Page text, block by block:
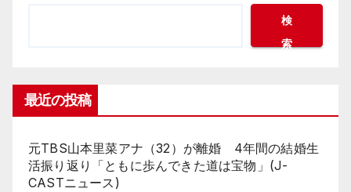
検
索
最近の投稿
元TBS山本里菜アナ（32）が離婚 4年間の結婚生
活振り返り「ともに歩んできた道は宝物」(J-
CASTニュース)